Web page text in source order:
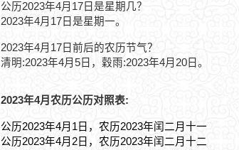
公历2023年4月17日是星期几？
2023年4月17日是星期一。
2023年4月17日前后的农历节气？
清明:2023年4月5日，穀雨:2023年4月20日。
2023年4月农历公历对照表:
公历2023年4月1日，农历2023年闰二月十一
公历2023年4月2日，农历2023年闰二月十二